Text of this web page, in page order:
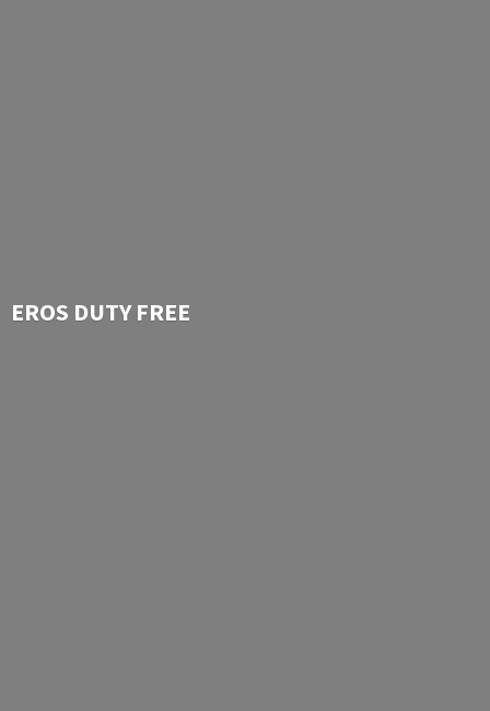
EROS DUTY FREE